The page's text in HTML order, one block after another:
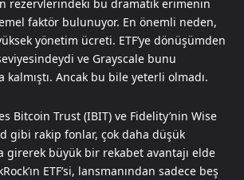
rezervlerindeki bu dramatik erimenin
faktör bulunuyor. En önemli neden,
yönetim ücreti. ETF’ye dönüşümden
ve Grayscale bunu
Ancak bu bile yeterli olmadı.
Bitcoin Trust (IBIT) ve Fidelity’nin Wise
gibi rakip fonlar, çok daha düşük
girerek büyük bir rekabet avantajı elde
ETF’si, lansmanından sadece beş